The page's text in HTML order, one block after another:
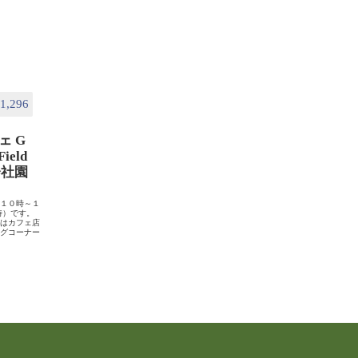
1,296
G
園
０時～１
です。
カフェ店
コーナー